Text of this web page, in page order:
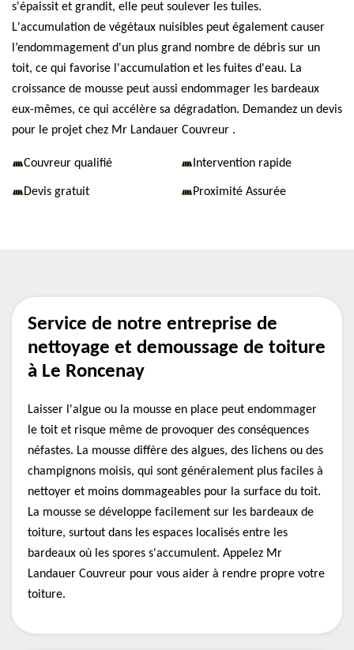
s'épaissit et grandit, elle peut soulever les tuiles.
L'accumulation de végétaux nuisibles peut également causer
l’endommagement d'un plus grand nombre de débris sur un
toit, ce qui favorise l'accumulation et les fuites d'eau. La
croissance de mousse peut aussi endommager les bardeaux
eux-mêmes, ce qui accélère sa dégradation. Demandez un devis
pour le projet chez Mr Landauer Couvreur .
Couvreur qualifié Intervention rapide
Devis gratuit Proximité Assurée
Service de notre entreprise de
nettoyage et demoussage de toiture
à Le Roncenay
Laisser l'algue ou la mousse en place peut endommager
le toit et risque même de provoquer des conséquences
néfastes. La mousse diffère des algues, des lichens ou des
champignons moisis, qui sont généralement plus faciles à
nettoyer et moins dommageables pour la surface du toit.
La mousse se développe facilement sur les bardeaux de
toiture, surtout dans les espaces localisés entre les
bardeaux où les spores s'accumulent. Appelez Mr
Landauer Couvreur pour vous aider à rendre propre votre
toiture.